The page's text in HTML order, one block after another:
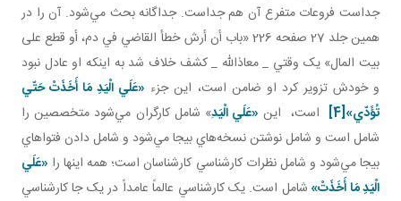
جداست فروعات متفرع آن هم جداست. جداگانه بحث مي‌شود. آن را در
همين جلد 27 صفحه 226 «باب أن أرش خطأ القاضي في دم، أو قطع على
بيت المال» يک وقتي _ معاذالله _ کشف خلاف شد به اينکه او عادل نبود
و خودش تزوير کرد او ضامن است، اين جزء «عَلَي الْيَدِ مَا أَخَذَتْ حَتّي
تُؤَدّي»[4] است، اين «عَلَي الْيَدِ» شامل کارگران مي‌شود متخصصين را
شامل است و شامل نوشتن نسخه‌هاي بيجا مي‌شود و شامل دادن فتواهاي
بيجا مي‌شود و شامل نظرات کارشناسي کارشناسان است؛ همه اينها را «عَلَي
الْيَدِ مَا أَخَذَتْ» شامل است. يک کارشناسي عالماً عامداً در يک جا کارشناسي